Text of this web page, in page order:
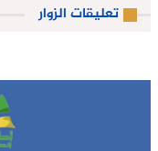
تعليقات الزوار